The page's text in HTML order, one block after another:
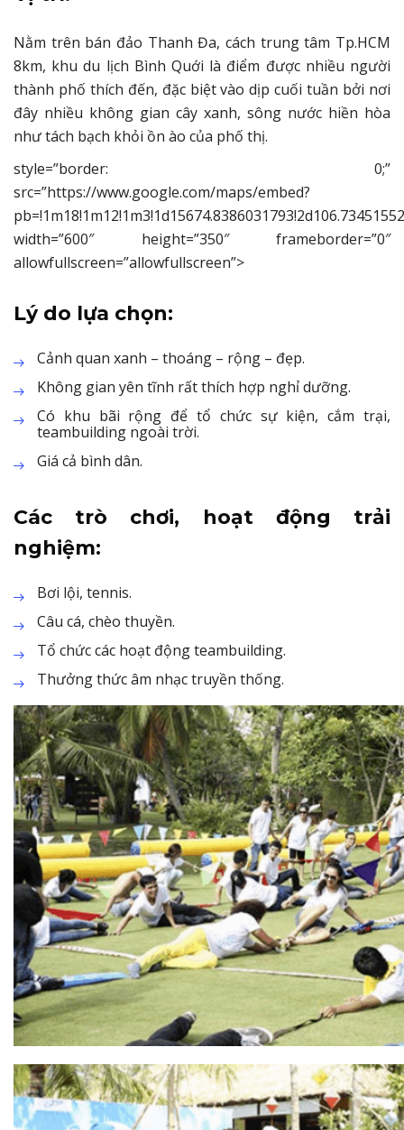
Nằm trên bán đảo Thanh Đa, cách trung tâm Tp.HCM
8km, khu du lịch Bình Quới là điểm được nhiều người
thành phố thích đến, đặc biệt vào dịp cuối tuần bởi nơi
đây nhiều không gian cây xanh, sông nước hiền hòa
như tách bạch khỏi ồn ào của phố thị.
style=”border: 0;”
src=”https://www.google.com/maps/embed?
width=”600″ height=”350″ frameborder=”0″
allowfullscreen=”allowfullscreen”>
Lý do lựa chọn:
Cảnh quan xanh – thoáng – rộng – đẹp.
Không gian yên tĩnh rất thích hợp nghỉ dưỡng.
Có khu bãi rộng để tổ chức sự kiện, cắm trại,
teambuilding ngoài trời.
Giá cả bình dân.
Các trò chơi, hoạt động trải
nghiệm:
Bơi lội, tennis.
Câu cá, chèo thuyền.
Tổ chức các hoạt động teambuilding.
Thưởng thức âm nhạc truyền thống.